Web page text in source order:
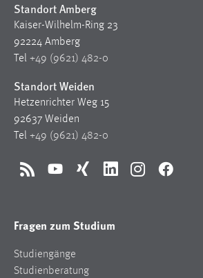
Standort Amberg
Kaiser-Wilhelm-Ring 23
92224 Amberg
Tel +49 (9621) 482-0
Standort Weiden
Hetzenrichter Weg 15
92637 Weiden
Tel +49 (9621) 482-0
RSS YouTubeXing LinkedInInstagramFacebook
Fragen zum Studium
Studiengänge
Studienberatung